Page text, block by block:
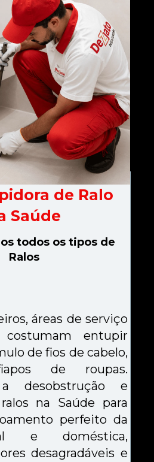
de Ralo
Saúde
todos os tipos de
Ralos
áreas de serviço
entupir
de fios de cabelo,
de roupas.
a desobstrução e
na Saúde para
perfeito da
e doméstica,
desagradáveis e